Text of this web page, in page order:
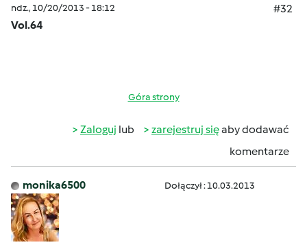
ndz., 10/20/2013 - 18:12
#32
Vol.64
Góra strony
Zaloguj lub zarejestruj sięaby dodawać
komentarze
monika6500 Dołączył : 10.03.2013